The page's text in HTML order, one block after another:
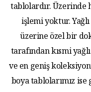
tablolardır. Üzerinde
işlemi yoktur.
üzerine özel bir
tarafından kısmi
ve en geniş
boya tablolarımız ise